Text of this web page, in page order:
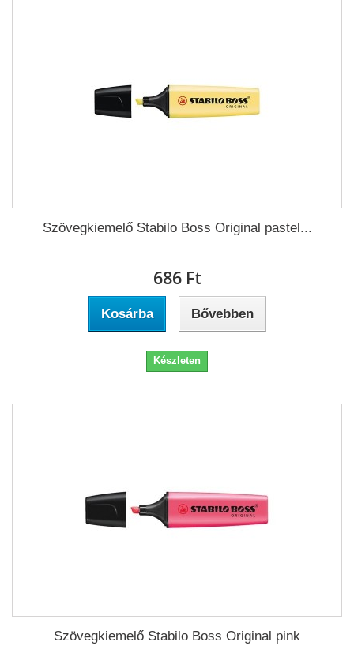
Szövegkiemelő Stabilo Boss Original pastel...
686 Ft‎
Kosárba Bővebben
Készleten
Szövegkiemelő Stabilo Boss Original pink